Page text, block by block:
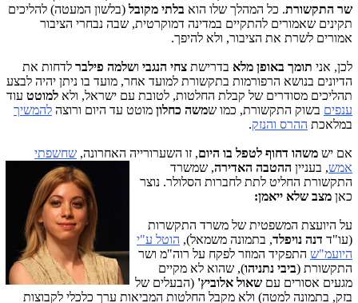
שר התקשורת. כל המהלך שלו הוא בלתי מקובל (בלשון המעטה) להליכים
תקינים שאמורים להתקיים במדינה דמוקרטית, שבה נבחרי הציבור
אמורים לשרת את הציבור, ולא להיפך.
לכן, אני תומך באופן מלא בדרישת צחי הנגבי ושלמה פילבר לדחות את
הדיונים בנושא הרפורמות בתקשורת למועד אחר, מועד בו ניתן יהיה לבצע
תהליכים מסודרים של קבלת החלטות, לטובת עם ישראל, ולא למוטט עוד
ענפים בשוק התקשורת, כמו שמשה כחלון מוטט עד היום ורוצה להמשיך
במלאכת ההרס והנזק.
אם יש משהו דחוף לטפל בו היום, זו השערורייה האחרונה, שחשפתי
אמש, בעניין ההטבה האדירה, שמשרד
התקשורת החליט לתת לחברות הסלולר. נוצר
כאן מצב שלא ייאמן:
על היועצת המשפטית של משרד התקשרות
(עו"ד דנה נויפלד, בתמונה משמאל), הוטל ע"י
היועמ"ש התפקיד המוזר לפקח על רוה"מ ושר
התקשורת (ביבי נתניהו), שהוא לא מקיים
מגעים אסורים עם שאול אלוביץ' (הבעלים של
בזק, בתמונה למטה) ולא מקבל החלטות המביאות ערך כלכלי לקבוצות